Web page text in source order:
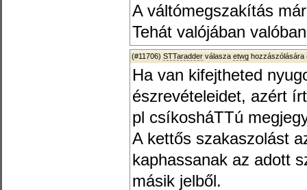
A váltómegszakítás
Tehát valójában
(#11706) STTaradder válasza etwg hozzászólására
Ha van kifejtheted
észrevételeidet, azért
pl csíkosháTTú
A kettős szakaszolást
kaphassanak az adott
másik jelből.